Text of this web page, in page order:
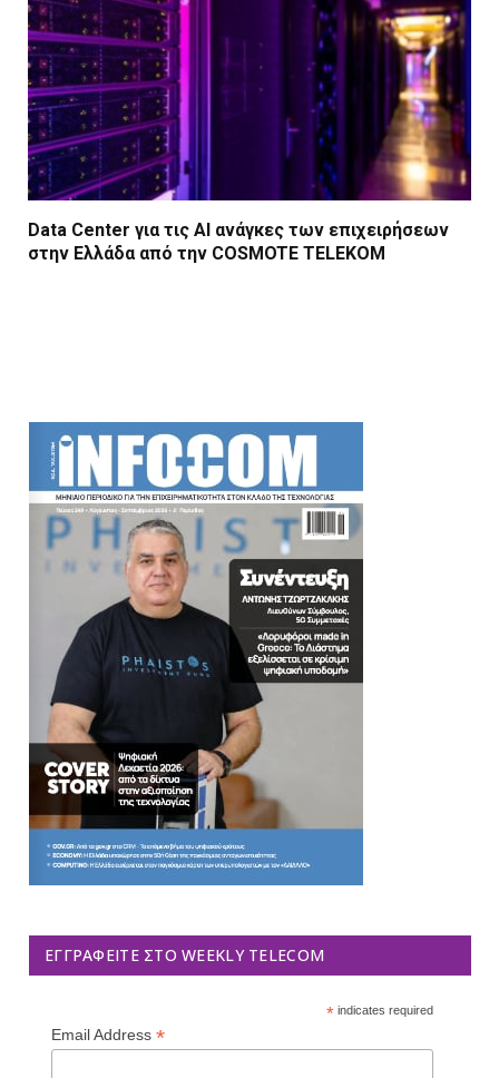
Data Center για τις ΑΙ ανάγκες των επιχειρήσεων
στην Ελλάδα από την COSMOTE TELEKOM
ΕΓΓΡΑΦΕΊΤΕ ΣΤΟ WEEKLY TELECOM
*indicates required
Email Address *